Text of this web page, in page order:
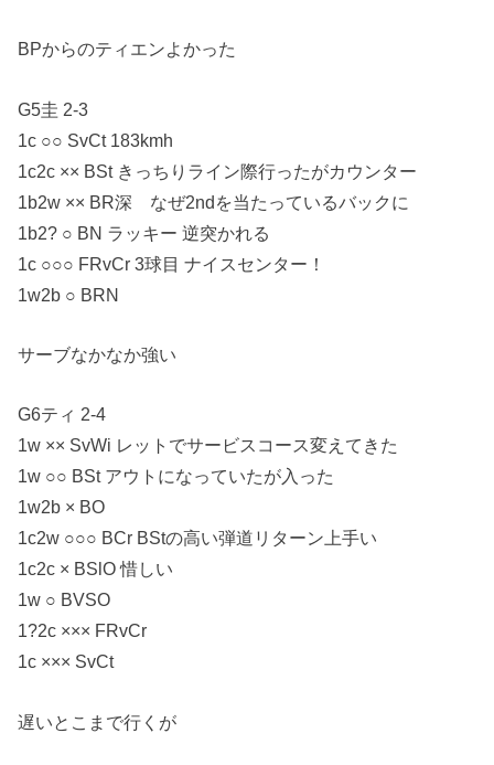
BPからのティエンよかった
G5圭 2-3
1c ○○ SvCt 183kmh
1c2c ×× BSt きっちりライン際行ったがカウンター
1b2w ×× BR深 なぜ2ndを当たっているバックに
1b2? ○ BN ラッキー 逆突かれる
1c ○○○ FRvCr 3球目 ナイスセンター！
1w2b ○ BRN
サーブなかなか強い
G6ティ 2-4
1w ×× SvWi レットでサービスコース変えてきた
1w ○○ BSt アウトになっていたが入った
1w2b × BO
1c2w ○○○ BCr BStの高い弾道リターン上手い
1c2c × BSlO 惜しい
1w ○ BVSO
1?2c ××× FRvCr
1c ××× SvCt
遅いとこまで行くが